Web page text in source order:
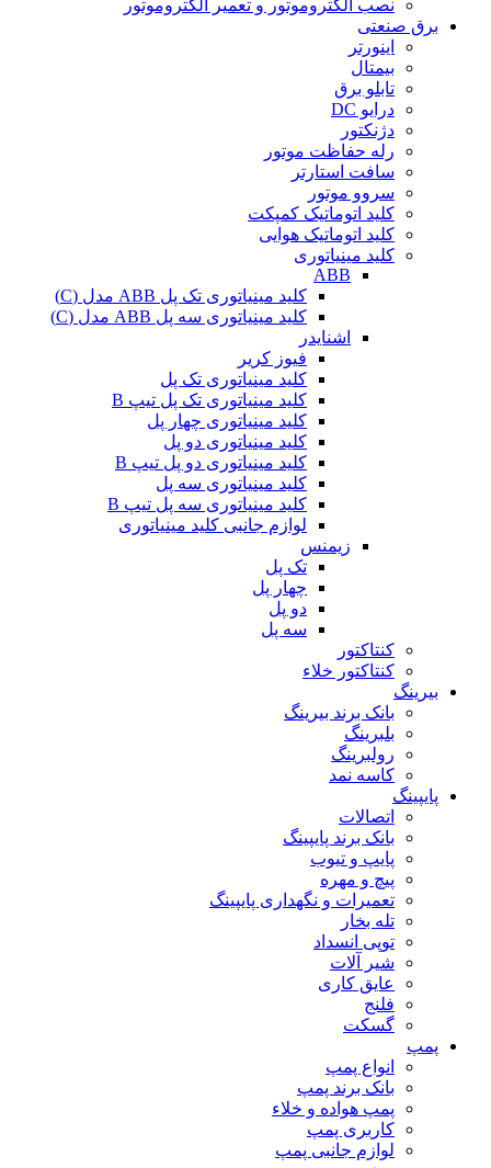
نصب الکتروموتور و تعمیر الکتروموتور
برق صنعتی
اینورتر
بیمتال
تابلو برق
درایو DC
دژنکتور
رله حفاظت موتور
سافت استارتر
سروو موتور
کلید اتوماتیک کمپکت
کلید اتوماتیک هوایی
کلید مینیاتوری
ABB
کلید مینیاتوری تک پل ABB مدل (C)
کلید مینیاتوری سه پل ABB مدل (C)
اشنایدر
فیوز کریر
کلید مینیاتوری تک پل
کلید مینیاتوری تک پل تیپ B
کلید مینیاتوری چهار پل
کلید مینیاتوری دو پل
کلید مینیاتوری دو پل تیپ B
کلید مینیاتوری سه پل
کلید مینیاتوری سه پل تیپ B
لوازم جانبی کلید مینیاتوری
زیمنس
تک پل
چهار پل
دو پل
سه پل
کنتاکتور
کنتاکتور خلاء
بیرینگ
بانک برند بیرینگ
بلبرینگ
رولبرینگ
کاسه نمد
پایپینگ
اتصالات
بانک برند پایپینگ
پایپ و تیوب
پیچ و مهره
تعمیرات و نگهداری پایپینگ
تله بخار
توپی انسداد
شیر آلات
عایق کاری
فلنج
گسکت
پمپ
انواع پمپ
بانک برند پمپ
پمپ هواده و خلاء
کاربری پمپ
لوازم جانبی پمپ